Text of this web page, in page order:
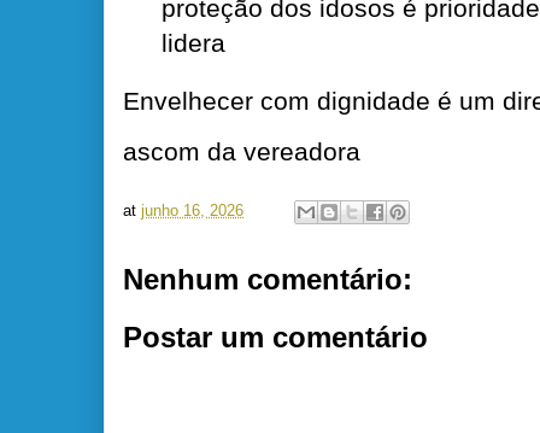
proteção dos idosos é
lidera
Envelhecer com dignidade é um
ascom da vereadora
at junho 16, 2026
Nenhum comentário:
Postar um comentário